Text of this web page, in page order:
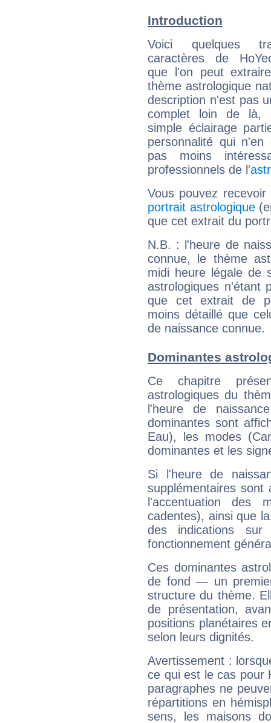
Introduction
Voici quelques
caractères de
que l'on peut
thème astrologique
description n'est pas
complet loin de là,
simple éclairage
personnalité qui n'en
pas moins
professionnels de l'
Vous pouvez
portrait astrologique
que cet extrait du
N.B. : l'heure de
connue, le thème
midi heure légale de
astrologiques n'étant
que cet extrait de
moins détaillé que
de naissance connue.
Dominantes
Ce chapitre
astrologiques du
l'heure de
dominantes sont
Eau), les modes
dominantes et les
Si l'heure de
supplémentaires sont
l'accentuation des
cadentes), ainsi que
des indications sur
fonctionnement
Ces dominantes
de fond — un
structure du thème.
de présentation,
positions planétaires
selon leurs dignités.
Avertissement :
ce qui est le cas pour
paragraphes ne
répartitions en
sens, les maisons